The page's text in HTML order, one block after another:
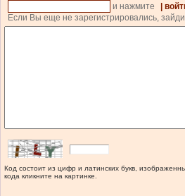
и нажмите
|
Если Вы еще не зарегистрировались,
Код состоит из цифр и латинских букв,
кода кликните на картинке.